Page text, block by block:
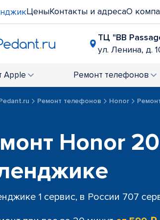
ЦеныКонтакты и адресаО
ТЦ "BB
ул. Ленина, д.
Apple Ремонт телефонов
Ремонт телефонов Honor
Honor
1 сервис, в России 707